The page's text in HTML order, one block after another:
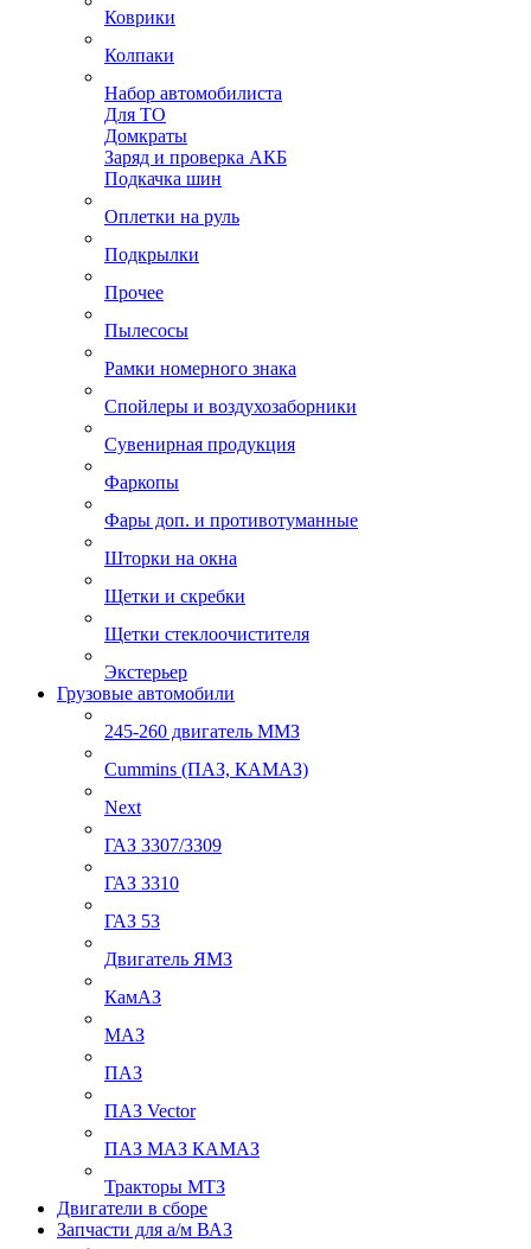
Коврики
Колпаки
Набор автомобилиста
Для ТО
Домкраты
Заряд и проверка АКБ
Подкачка шин
Оплетки на руль
Подкрылки
Прочее
Пылесосы
Рамки номерного знака
Спойлеры и воздухозаборники
Сувенирная продукция
Фаркопы
Фары доп. и противотуманные
Шторки на окна
Щетки и скребки
Щетки стеклоочистителя
Экстерьер
Грузовые автомобили
245-260 двигатель ММЗ
Cummins (ПАЗ, КАМАЗ)
Next
ГАЗ 3307/3309
ГАЗ 3310
ГАЗ 53
Двигатель ЯМЗ
КамАЗ
МАЗ
ПАЗ
ПАЗ Vector
ПАЗ МАЗ КАМАЗ
Тракторы МТЗ
Двигатели в сборе
Запчасти для а/м ВАЗ